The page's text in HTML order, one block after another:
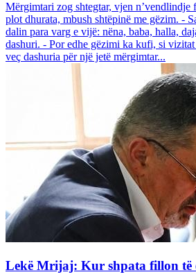
Mërgimtari zog shtegtar, vjen n’vendlindje
plot dhurata, mbush shtëpinë me gëzim. -
dalin para varg e vijë: nëna, baba, halla,
dashuri. - Por edhe gëzimi ka kufi, si
veç dashuria për një jetë mërgimtar...
Lekë Mrijaj: Kur shpata fillon të